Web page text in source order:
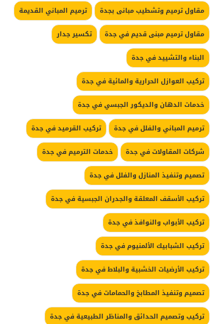
مقاول ترميم وتشطيب مبانى بجدة
ترميم المباني القديمة
مقاول ترميم مبنى قديم في جدة
تكسير جدار
البناء والتشييد في جدة
تركيب العوازل الحرارية والمائية في جدة
خدمات الدهان والديكور الجبسي في جدة
ترميم المباني والفلل في جدة
تركيب القرميد في جدة
شركات المقاولات في جدة
خدمات الترميم في جدة
تصميم وتنفيذ المنازل والفلل في جدة
تركيب الأسقف المعلقة والجدران الجبسية في جدة
تركيب الأبواب والنوافذ في جدة
تركيب الشبابيك الألمنيوم في جدة
تركيب الأرضيات الخشبية والبلاط في جدة
تصميم وتنفيذ المطابخ والحمامات في جدة
تركيب وتصميم الحدائق والمناظر الطبيعية في جدة